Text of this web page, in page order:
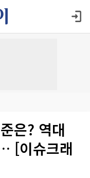
은? 역대
[이슈크래